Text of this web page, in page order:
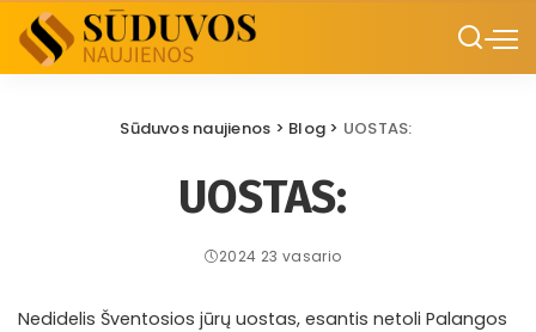
Sūduvos naujienos > Blog > UOSTAS:
UOSTAS:
2024 23 vasario
Nedidelis Šventosios jūrų uostas, esantis netoli Palangos